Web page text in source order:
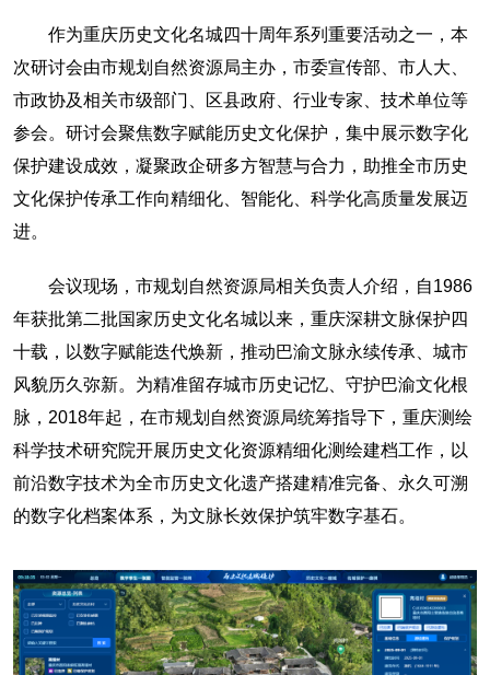
作为重庆历史文化名城四十周年系列重要活动之一，本
次研讨会由市规划自然资源局主办，市委宣传部、市人大、
市政协及相关市级部门、区县政府、行业专家、技术单位等
参会。研讨会聚焦数字赋能历史文化保护，集中展示数字化
保护建设成效，凝聚政企研多方智慧与合力，助推全市历史
文化保护传承工作向精细化、智能化、科学化高质量发展迈
进。
会议现场，市规划自然资源局相关负责人介绍，自1986
年获批第二批国家历史文化名城以来，重庆深耕文脉保护四
十载，以数字赋能迭代焕新，推动巴渝文脉永续传承、城市
风貌历久弥新。为精准留存城市历史记忆、守护巴渝文化根
脉，2018年起，在市规划自然资源局统筹指导下，重庆测绘
科学技术研究院开展历史文化资源精细化测绘建档工作，以
前沿数字技术为全市历史文化遗产搭建精准完备、永久可溯
的数字化档案体系，为文脉长效保护筑牢数字基石。